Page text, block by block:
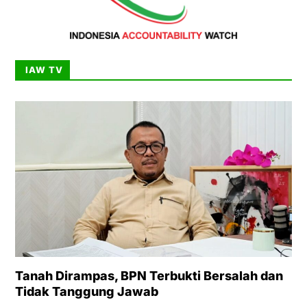
IAW TV
Tanah Dirampas, BPN Terbukti Bersalah dan
Tidak Tanggung Jawab